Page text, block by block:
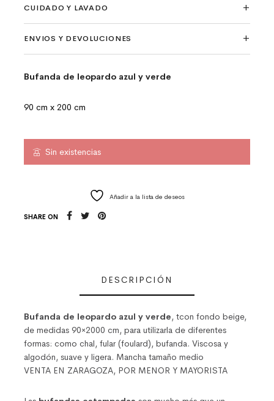
Bufanda de leopardo azul y verde
90 cm x 200 cm
Sin existencias
Añadir a la lista de deseos
CUIDADO Y LAVADO
ENVIOS Y DEVOLUCIONES
SHARE ON
DESCRIPCIÓN
Bufanda de leopardo azul y verde, tcon fondo beige,
de medidas 90×2000 cm, para utilizarla de diferentes
formas: como chal, fular (foulard), bufanda. Viscosa y
algodón, suave y ligera. Mancha tamaño medio
VENTA EN ZARAGOZA, POR MENOR Y MAYORISTA